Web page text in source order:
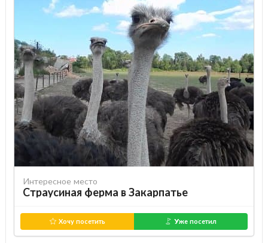
Интересное место
Страусиная ферма в Закарпатье
Хочу посетить Уже посетил